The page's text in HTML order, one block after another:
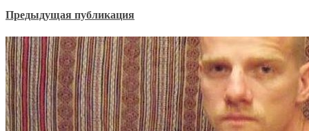
Предыдущая публикация